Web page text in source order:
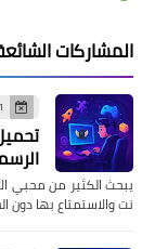
المشاركات
يبحث الكثير من محبي
نت والاستمتاع بها دون